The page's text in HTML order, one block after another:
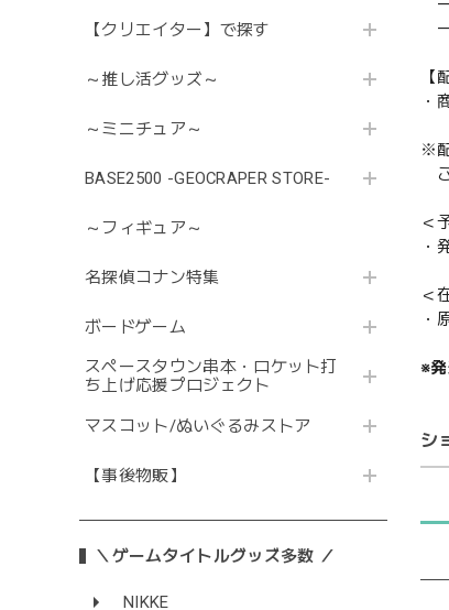
【クリエイター】で探す
～推し活グッズ～
～ミニチュア～
BASE2500 -GEOCRAPER STORE-
～フィギュア～
名探偵コナン特集
ボードゲーム
スペースタウン串本・ロケット打
ち上げ応援プロジェクト
マスコット/ぬいぐるみストア
【事後物販】
＼ゲームタイトルグッズ多数 ／
NIKKE
【
・
※
＜
・
＜
・
※
シ